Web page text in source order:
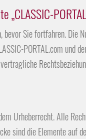
Sie fortfahren. Die
PORTAL.com und
Urheberrecht. Alle
sind die Elemente auf